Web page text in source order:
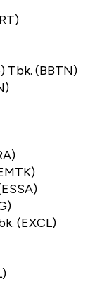
Tbk. (BBTN)
(EXCL)